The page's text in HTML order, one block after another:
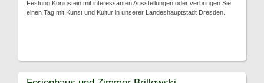
Festung Königstein mit interessanten Ausstellungen oder verbringen Sie
einen Tag mit Kunst und Kultur in unserer Landeshauptstadt Dresden.